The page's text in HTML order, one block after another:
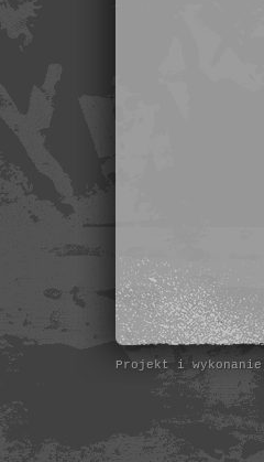
Projekt i wykonanie